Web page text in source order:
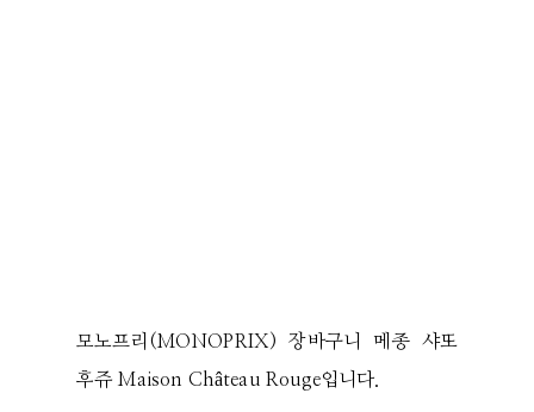
모노프리(MONOPRIX) 장바구니 메종 샤또
후쥬 Maison Château Rouge입니다.